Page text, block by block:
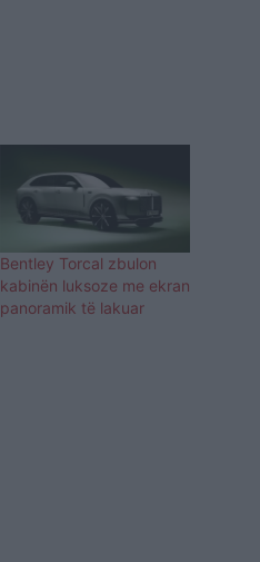
Bentley Torcal zbulon
kabinën luksoze me ekran
panoramik të lakuar